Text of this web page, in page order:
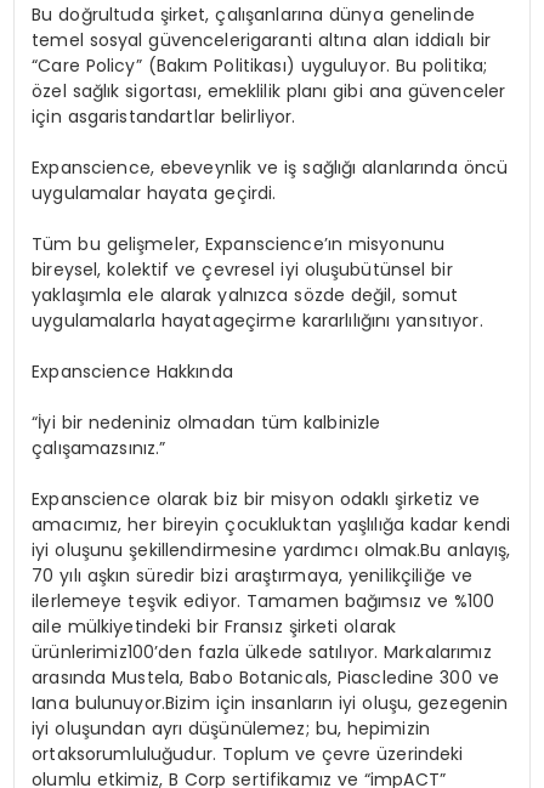
Budoğrultuda şirket,çalışanlarına dünya genelinde
temel sosyal güvencelerigaranti altına alan iddialı bir
“Care Policy” (Bakım Politikası) uyguluyor. Bupolitika;
özel sağlık sigortası, emeklilik planı gibi ana güvenceler
için asgaristandartlar belirliyor.
Expanscience, ebeveynlik veiş sağlığı alanlarında öncü
uygulamalar hayata geçirdi.
Tüm bu gelişmeler, Expanscience’ın misyonunu
bireysel,kolektif veçevresel iyi oluşubütünsel bir
yaklaşımla ele alarak yalnızca sözde değil, somut
uygulamalarla hayatageçirme kararlılığını yansıtıyor.
Expanscience Hakkında
“İyi bir nedeniniz olmadan tüm kalbinizle
çalışamazsınız.”
Expanscience olarak biz bir misyon odaklı şirketiz ve
amacımız, her bireyin çocukluktan yaşlılığa kadar kendi
iyioluşunu şekillendirmesine yardımcı olmak.Bu anlayış,
70yılı aşkın süredir bizi araştırmaya,yenilikçiliğe ve
ilerlemeye teşvik ediyor. Tamamen bağımsız ve %100
aile mülkiyetindeki bir Fransız şirketi olarak
ürünlerimiz100’den fazla ülkede satılıyor.Markalarımız
arasında Mustela, Babo Botanicals, Piascledine 300 ve
Iana bulunuyor.Bizim için insanların iyioluşu,gezegenin
iyioluşundan ayrı düşünülemez; bu, hepimizin
ortaksorumluluğudur. Toplum ve çevre üzerindeki
olumlu etkimiz, B Corpsertifikamız ve “impACT”